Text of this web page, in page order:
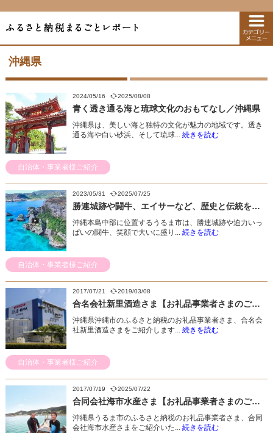
沖縄県
2024/05/16 2025/08/08
青く透き通る海と琉球文化のおもてなし／沖縄県
沖縄県は、美しい海と独特の文化が魅力の地域です。透き
通る海や白い砂浜、そして琉球... 続きを読む
自治体・事業者様ご紹介
2023/05/31 2025/07/25
勝連城跡や闘牛、エイサーなど、歴史と伝統を体感できるまち／沖縄県うるま市
沖縄本島中部に位置するうるま市は、勝連城跡や迫力いっ
ぱいの闘牛、笑顔で大いに盛り... 続きを読む
自治体・事業者様ご紹介
2017/07/21 2019/03/08
合名会社新里酒造さま【お礼品事業者さまのご紹介】
沖縄県沖縄市のふるさと納税のお礼品事業者さま、合名会
社新里酒造さまをご紹介します... 続きを読む
自治体・事業者様ご紹介
2017/07/19 2025/07/22
合同会社海市水産さま【お礼品事業者さまのご紹介】
沖縄県うるま市のふるさと納税のお礼品事業者さま、合同
会社海市水産さまをご紹介いた... 続きを読む